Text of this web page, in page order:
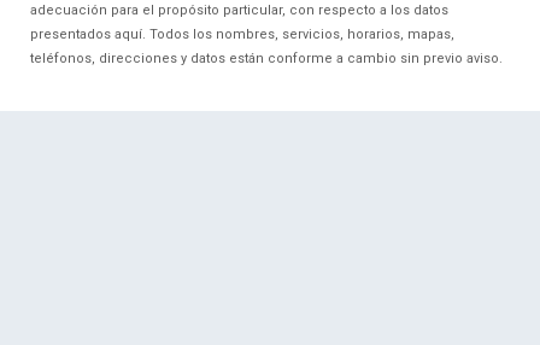
adecuación para el propósito particular, con respecto a los datos
presentados aquí. Todos los nombres, servicios, horarios, mapas,
teléfonos, direcciones y datos están conforme a cambio sin previo aviso.